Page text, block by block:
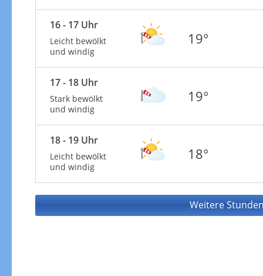
16 - 17 Uhr
Leicht bewölkt
und windig
19°
17 - 18 Uhr
Stark bewölkt
und windig
19°
18 - 19 Uhr
Leicht bewölkt
und windig
18°
Weitere